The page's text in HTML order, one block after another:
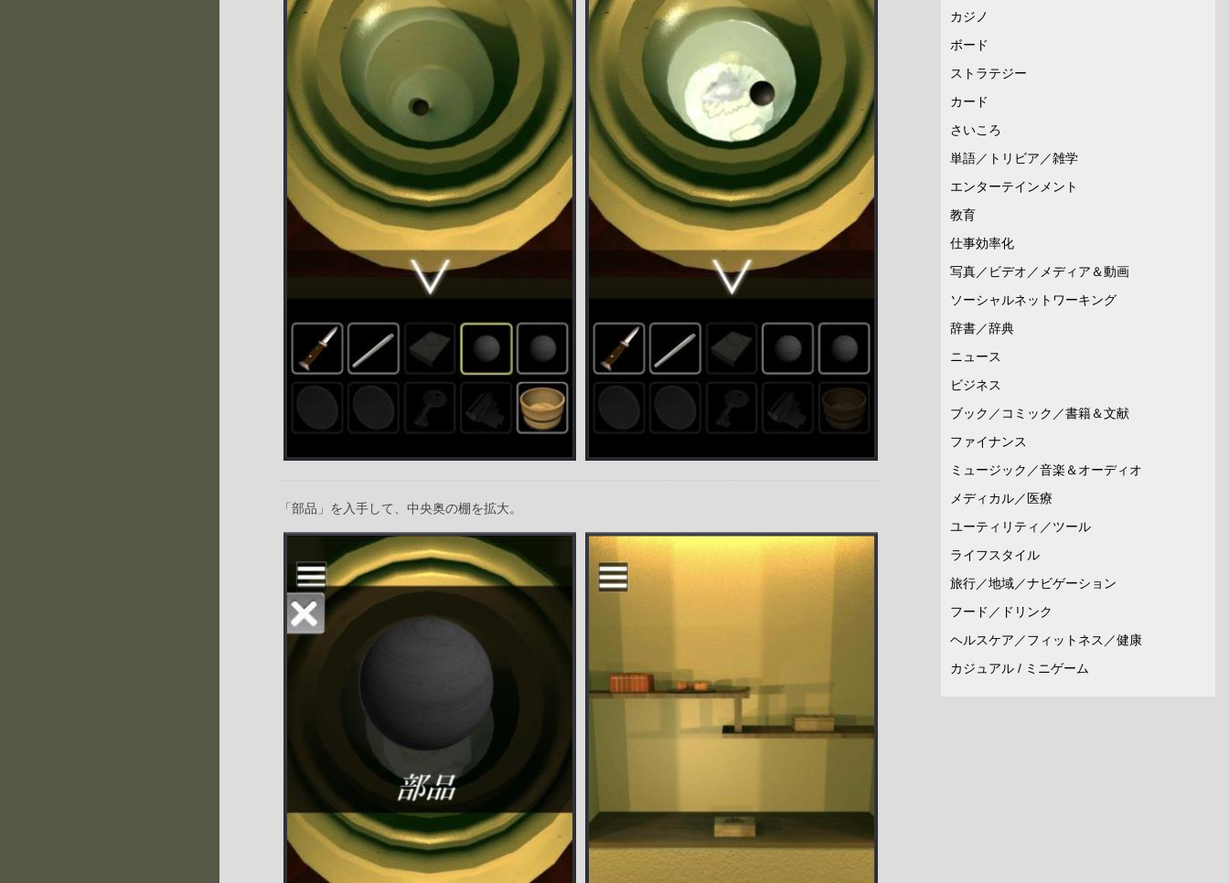
「部品」を入手して、中央奥の棚を拡大。
カジノ
ボード
ストラテジー
カード
さいころ
単語／トリビア／雑学
エンターテインメント
教育
仕事効率化
写真／ビデオ／メディア＆動画
ソーシャルネットワーキング
辞書／辞典
ニュース
ビジネス
ブック／コミック／書籍＆文献
ファイナンス
ミュージック／音楽＆オーディオ
メディカル／医療
ユーティリティ／ツール
ライフスタイル
旅行／地域／ナビゲーション
フード／ドリンク
ヘルスケア／フィットネス／健康
カジュアル / ミニゲーム